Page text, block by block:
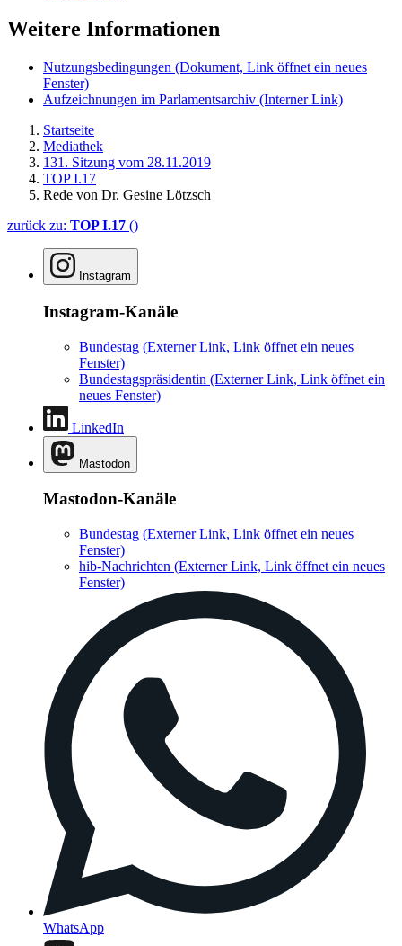
Weitere Informationen
Nutzungsbedingungen (Dokument, Link öffnet ein neues
Fenster)
Aufzeichnungen im Parlamentsarchiv (Interner Link)
Startseite
Mediathek
131. Sitzung vom 28.11.2019
TOP I.17
Rede von Dr. Gesine Lötzsch
zurück zu: TOP I.17 ()
Instagram
Instagram-Kanäle
Bundestag (Externer Link, Link öffnet ein neues
Fenster)
Bundestagspräsidentin (Externer Link, Link öffnet ein
neues Fenster)
LinkedIn
Mastodon
Mastodon-Kanäle
Bundestag (Externer Link, Link öffnet ein neues
Fenster)
hib-Nachrichten (Externer Link, Link öffnet ein neues
Fenster)
WhatsApp